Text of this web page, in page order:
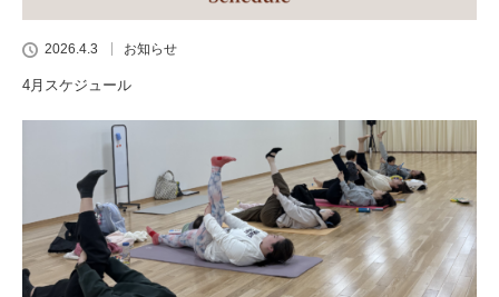
2026.4.3 お知らせ
4月スケジュール